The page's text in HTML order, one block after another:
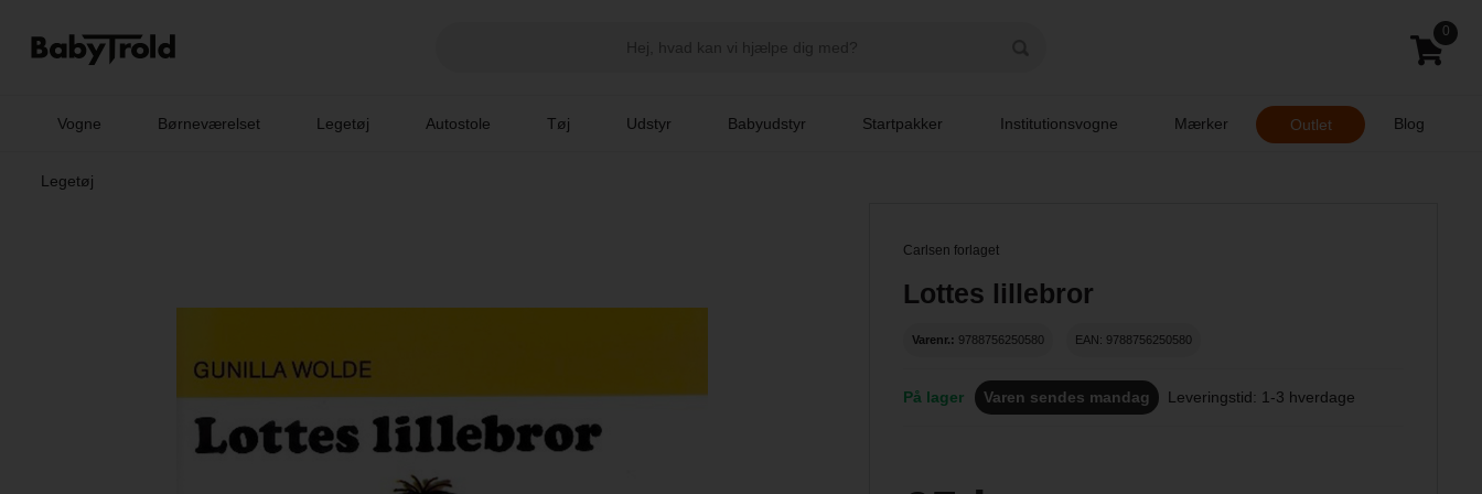
0
Vogne Børneværelset Legetøj Autostole Tøj Udstyr Babyudstyr Startpakker Institutionsvogne Mærker Outlet Blog
Legetøj
Carlsen forlaget
Lottes lillebror
Varenr.: 9788756250580 EAN: 9788756250580
På lager Varen sendes mandag Leveringstid: 1-3 hverdage